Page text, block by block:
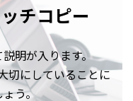
チコピー
明が入ります。
切にしていることに
う。
チコピー
明が入ります。
切にしていることに
う。